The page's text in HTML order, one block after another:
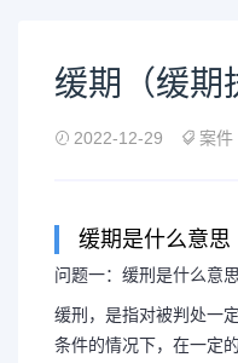
缓期（缓期
2022-12-29 案件
缓期是什么意思
问题一：缓刑是什么意
缓刑，是指对被判处一
条件的情况下，在一定